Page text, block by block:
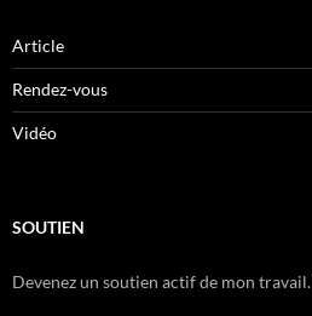
Article
Rendez-vous
Vidéo
SOUTIEN
Devenez un soutien actif de mon travail.